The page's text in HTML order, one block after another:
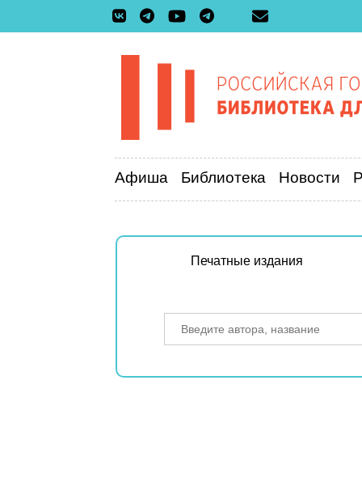
Афиша Библиотека Новости
Печатные издания